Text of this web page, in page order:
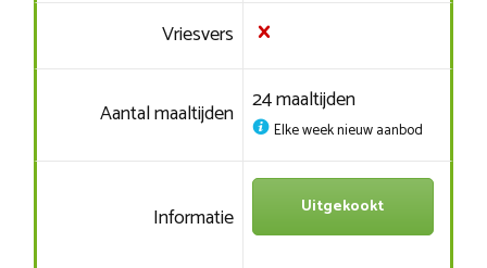
Vriesvers
Aantal maaltijden 24 maaltijden
Elke week nieuw aanbod
Informatie Uitgekookt